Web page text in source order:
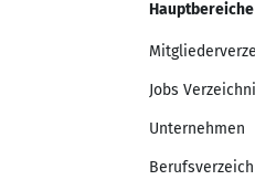
Hauptbereiche
Jobs
Unternehmen